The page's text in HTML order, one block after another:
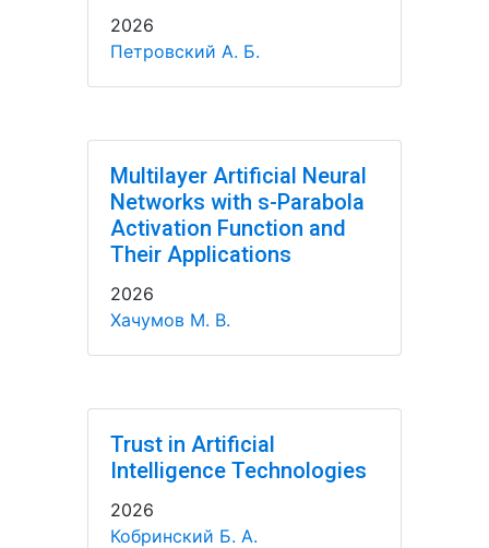
2026
Петровский А. Б.
Multilayer Artificial Neural
Networks with s-Parabola
Activation Function and
Their Applications
2026
Хачумов М. В.
Trust in Artificial
Intelligence Technologies
2026
Кобринский Б. А.